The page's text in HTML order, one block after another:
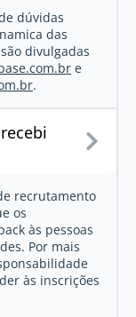
dúvidas
das
divulgadas
e
.
recrutamento
os
às pessoas
Por mais
às inscrições